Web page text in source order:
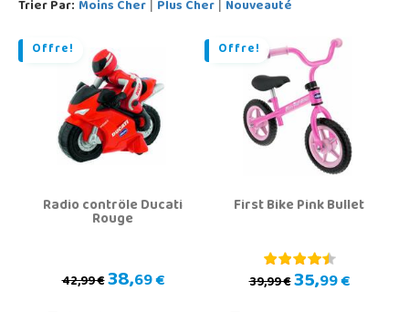
Trier Par: Moins Cher | Plus Cher | Nouveauté
Offre!
Radio contrôle Ducati
Rouge
42,99 €38,69 €
Offre!
First Bike Pink Bullet
39,99 €35,99 €